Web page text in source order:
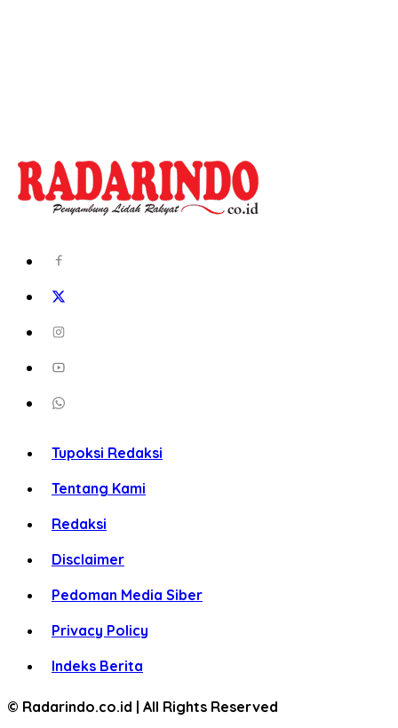
Tupoksi Redaksi
Tentang Kami
Redaksi
Disclaimer
Pedoman Media Siber
Privacy Policy
Indeks Berita
© Radarindo.co.id | All Rights Reserved